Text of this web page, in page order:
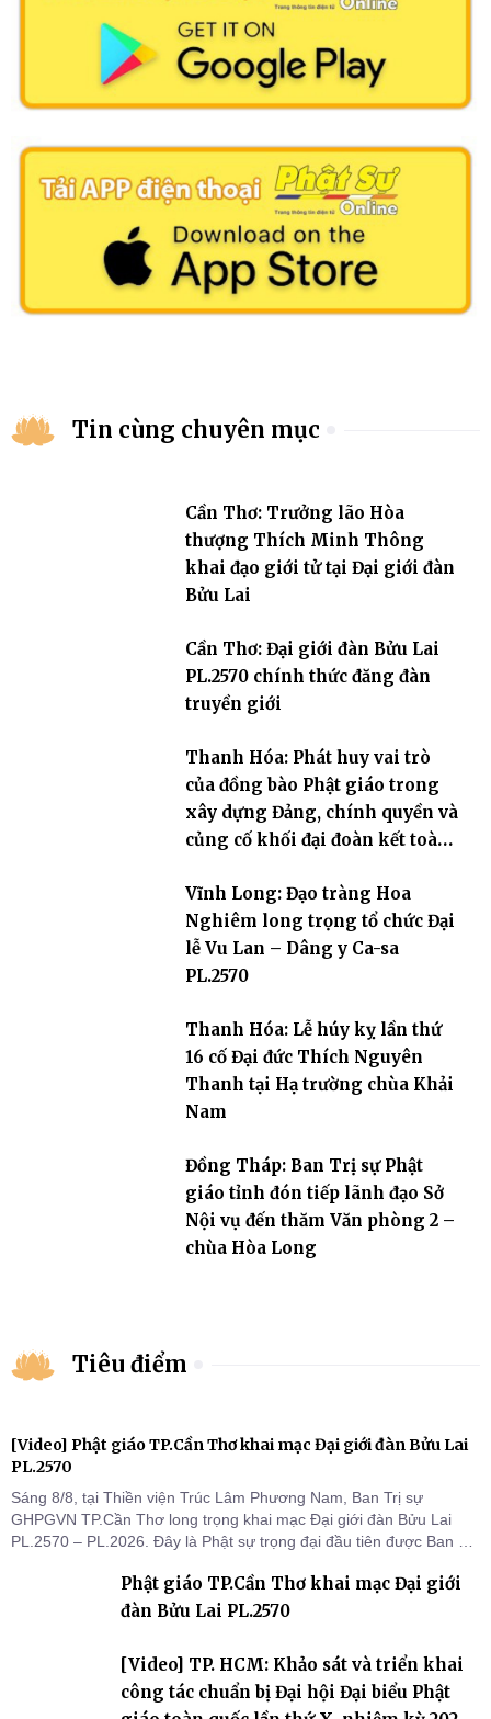
Tin cùng chuyên mục
Cần Thơ: Trưởng lão Hòa
thượng Thích Minh Thông
khai đạo giới tử tại Đại giới đàn
Bửu Lai
Cần Thơ: Đại giới đàn Bửu Lai
PL.2570 chính thức đăng đàn
truyền giới
Thanh Hóa: Phát huy vai trò
của đồng bào Phật giáo trong
xây dựng Đảng, chính quyền và
củng cố khối đại đoàn kết toàn
Vĩnh Long: Đạo tràng Hoa
Nghiêm long trọng tổ chức Đại
lễ Vu Lan – Dâng y Ca-sa
PL.2570
Thanh Hóa: Lễ húy kỵ lần thứ
16 cố Đại đức Thích Nguyên
Thanh tại Hạ trường chùa Khải
Nam
Đồng Tháp: Ban Trị sự Phật
giáo tỉnh đón tiếp lãnh đạo Sở
Nội vụ đến thăm Văn phòng 2 –
chùa Hòa Long
Tiêu điểm
[Video] Phật giáo TP.Cần Thơ khai mạc Đại giới đàn Bửu Lai
PL.2570
Sáng 8/8, tại Thiền viện Trúc Lâm Phương Nam, Ban Trị sự
GHPGVN TP.Cần Thơ long trọng khai mạc Đại giới đàn Bửu Lai
PL.2570 – PL.2026. Đây là Phật sự trọng đại đầu tiên được Ban Trị
thứ I, thể hiện sự quan tâm đối với công tác truyền giới, đào tạo
Tăng tài và tiếp nối mạng mạch Tăng-g
Phật giáo TP.Cần Thơ khai mạc Đại giới
đàn Bửu Lai PL.2570
[Video] TP. HCM: Khảo sát và triển khai
công tác chuẩn bị Đại hội Đại biểu Phật